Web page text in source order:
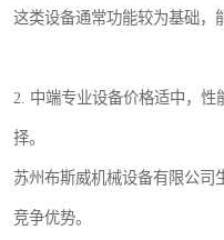
这类设备通常功能较为基础，
2. 中端专业设备价格适中，
择。
苏州布斯威机械设备有限公司
竞争优势。